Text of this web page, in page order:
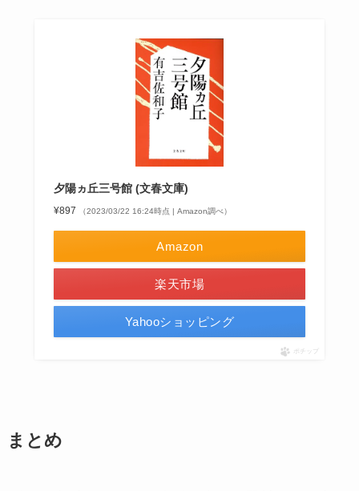
夕陽ヵ丘三号館 (文春文庫)
¥897 （2023/03/22 16:24時点 | Amazon調べ）
Amazon
楽天市場
Yahooショッピング
ポチップ
まとめ